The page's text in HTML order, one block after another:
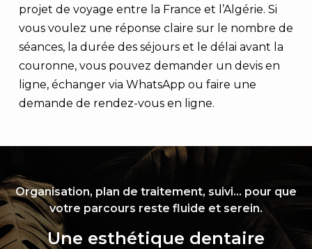
projet de voyage entre la France et l’Algérie. Si
vous voulez une réponse claire sur le nombre de
séances, la durée des séjours et le délai avant la
couronne, vous pouvez demander un devis en
ligne, échanger via WhatsApp ou faire une
demande de rendez-vous en ligne.
Organisation, plan de traitement, suivi… pour que
votre parcours reste fluide et serein.
Une esthétique dentaire